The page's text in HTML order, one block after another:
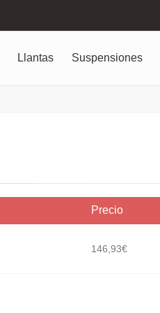
Llantas Suspensiones
Precio
146,93€